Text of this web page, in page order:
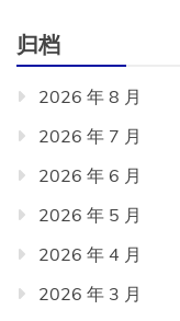
归档
2026 年 8 月
2026 年 7 月
2026 年 6 月
2026 年 5 月
2026 年 4 月
2026 年 3 月